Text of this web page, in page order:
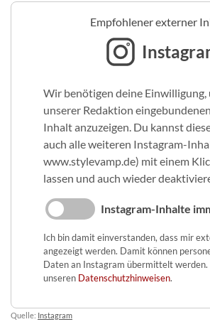
Empfohlener externer
Wir benötigen deine Einwilligung,
unserer Redaktion
Inhalt anzuzeigen. Du kannst
auch alle weiteren Instagram-
www.stylevamp.de) mit einem
lassen und auch wieder
Instagram-Inhalte
Ich bin damit einverstanden, dass mir
angezeigt werden. Damit können
Daten an Instagram übermittelt werden.
unseren Datenschutzhinweisen.
Quelle: Instagram